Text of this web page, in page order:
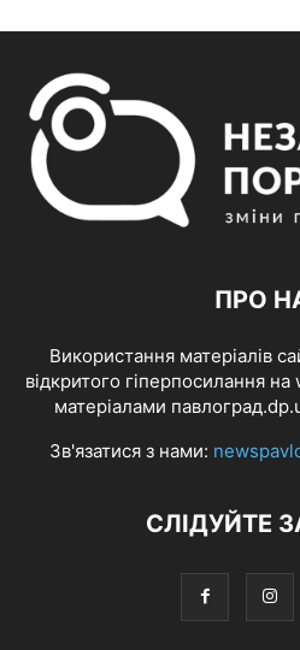
ПРО
Використання матеріалів
відкритого гіперпосилання
матеріалами
Зв'язатися з нами:
СЛІДУЙТЕ